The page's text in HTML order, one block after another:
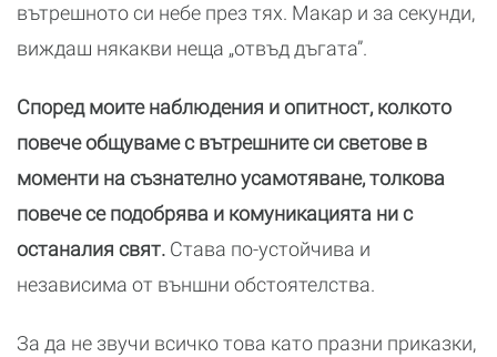
вътрешното си небе през тях. Макар и за секунди,
виждаш някакви неща „отвъд дъгата”.
Според моите наблюдения и опитност, колкото
повече общуваме с вътрешните си светове в
моменти на съзнателно усамотяване, толкова
повече се подобрява и комуникацията ни с
останалия свят. Става по-устойчива и
независима от външни обстоятелства.
За да не звучи всичко това като празни приказки,